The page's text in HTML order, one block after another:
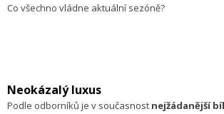
Co všechno vládne aktuální sezóně?
Neokázalý luxus
Podle odborníků je v současnost nejžádanější